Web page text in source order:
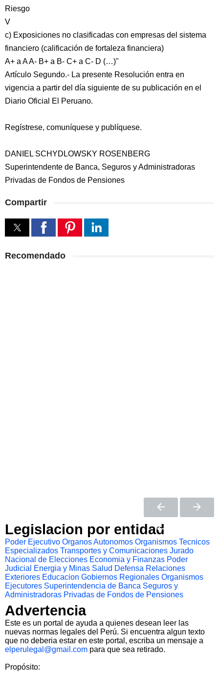
Riesgo
V
c) Exposiciones no clasificadas con empresas del sistema
financiero (calificación de fortaleza financiera)
A+ a A A- B+ a B- C+ a C- D (…)"
Artículo Segundo.- La presente Resolución entra en
vigencia a partir del día siguiente de su publicación en el
Diario Oficial El Peruano.
Regístrese, comuníquese y publíquese.
DANIEL SCHYDLOWSKY ROSENBERG
Superintendente de Banca, Seguros y Administradoras
Privadas de Fondos de Pensiones
Compartir
Recomendado
Legislacion por entidad
Poder Ejecutivo Organos Autonomos Organismos Tecnicos
Especializados Transportes y Comunicaciones Jurado
Nacional de Elecciones Economia y Finanzas Poder
Judicial
Energia y Minas Salud Defensa Relaciones
Exteriores Educacion Gobiernos Regionales Organismos
Ejecutores Superintendencia de Banca Seguros y
Administradoras Privadas de Fondos de Pensiones
Advertencia
Este es un portal de ayuda a quienes desean leer las
nuevas normas legales del Perú. Si encuentra algun texto
que no deberia estar en este portal, escriba un mensaje a
elperulegal@gmail.com para que sea retirado.
Propósito: